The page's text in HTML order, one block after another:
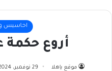
احاسيس
أروع
موقع ياهلا 29 نوفمبر، 2024